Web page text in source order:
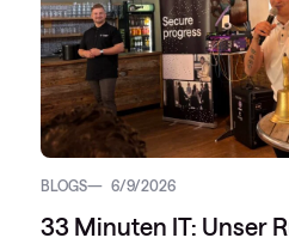
BLOGS 6/9/2026
33 Minuten IT: Unser